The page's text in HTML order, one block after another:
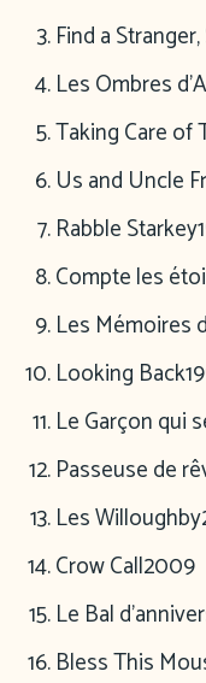
Find a
Les Ombres
Taking Care of
Us and Uncle
Rabble Starkey
Compte les
Les Mémoires
Looking Back
Le Garçon qui
Passeuse de
Les Willoughby
Crow Call2009
Le Bal
Bless This